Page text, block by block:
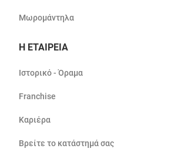
Μωρομάντηλα
Η ΕΤΑΙΡΕΙΑ
Ιστορικό - Όραμα
Franchise
Καριέρα
Βρείτε το κατάστημά σας